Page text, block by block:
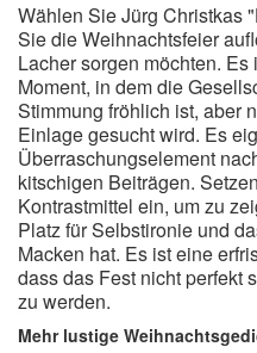
Wählen Sie Jürg Christkas
Sie die Weihnachtsfeier
Lacher sorgen möchten.
Moment, in dem die
Stimmung fröhlich ist, aber
Einlage gesucht wird. Es
Überraschungselement
kitschigen Beiträgen.
Kontrastmittel ein, um zu
Platz für Selbstironie und
Macken hat. Es ist eine
dass das Fest nicht perfekt
zu werden.
Mehr lustige